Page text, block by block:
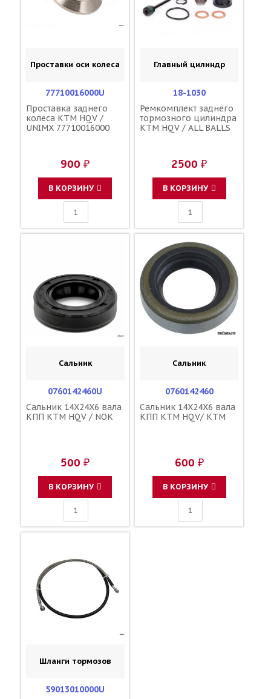
Проставки оси колеса
77710016000U
Проставка заднего
колеса KTM HQV /
UNIMX 77710016000
900 ₽
В КОРЗИНУ
Главный цилиндр
18-1030
Ремкомплект заднего
тормозного цилиндра
KTM HQV / ALL BALLS
2500 ₽
В КОРЗИНУ
Сальник
0760142460U
Сальник 14X24X6 вала
КПП KTM HQV / NOK
500 ₽
В КОРЗИНУ
Сальник
0760142460
Сальник 14X24X6 вала
КПП KTM HQV/ KTM
600 ₽
В КОРЗИНУ
Шланги тормозов
59013010000U